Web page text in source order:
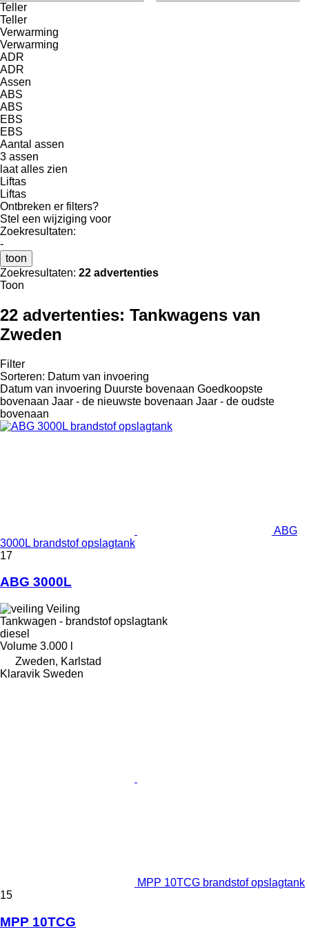
Teller
Teller
Verwarming
Verwarming
ADR
ADR
Assen
ABS
ABS
EBS
EBS
Aantal assen
3 assen
laat alles zien
Liftas
Liftas
Ontbreken er filters?
Stel een wijziging voor
Zoekresultaten:
-
toon
Zoekresultaten: 22 advertenties
Toon
22 advertenties: Tankwagens van
Zweden
Filter
Sorteren: Datum van invoering
Datum van invoering Duurste bovenaan Goedkoopste
bovenaan Jaar - de nieuwste bovenaan Jaar - de oudste
bovenaan
ABG
3000L brandstof opslagtank
17
ABG 3000L
Veiling
Tankwagen - brandstof opslagtank
diesel
Volume 3.000 l
Zweden, Karlstad
Klaravik Sweden
MPP 10TCG brandstof opslagtank
15
MPP 10TCG